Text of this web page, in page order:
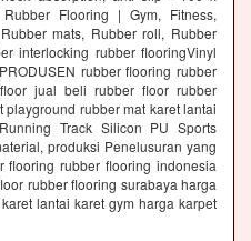
Flooring | Gym, Fitness,
mats, Rubber roll, Rubber
interlocking rubber flooringVinyl
rubber flooring rubber
jual beli rubber floor rubber
rubber mat karet lantai
Track Silicon PU Sports
produksi Penelusuran yang
flooring rubber flooring indonesia
rubber flooring surabaya harga
lantai karet gym harga karpet